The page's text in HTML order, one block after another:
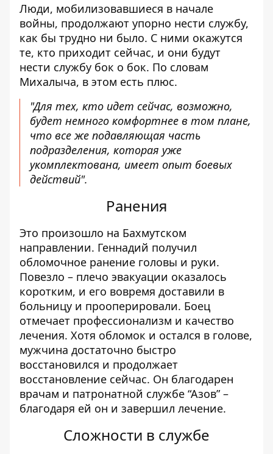
Люди, мобилизовавшиеся в начале
войны, продолжают упорно нести службу,
как бы трудно ни было. С ними окажутся
те, кто приходит сейчас, и они будут
нести службу бок о бок. По словам
Михалыча, в этом есть плюс.
"Для тех, кто идет сейчас, возможно,
будет немного комфортнее в том плане,
что все же подавляющая часть
подразделения, которая уже
укомплектована, имеет опыт боевых
действий".
Ранения
Это произошло на Бахмутском
направлении. Геннадий получил
обломочное ранение головы и руки.
Повезло – плечо эвакуации оказалось
коротким, и его вовремя доставили в
больницу и прооперировали. Боец
отмечает профессионализм и качество
лечения. Хотя обломок и остался в голове,
мужчина достаточно быстро
восстановился и продолжает
восстановление сейчас. Он благодарен
врачам и патронатной службе “Азов” –
благодаря ей он и завершил лечение.
Сложности в службе